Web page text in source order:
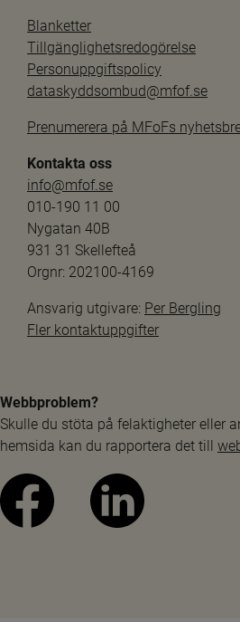
Blanketter
Tillgänglighetsredogörelse
Personuppgiftspolicy
dataskyddsombud@mfof.se
Prenumerera på MFoFs
Kontakta oss
info@mfof.se
010-190 11 00
Nygatan 40B
931 31 Skellefteå
Orgnr: 202100-4169
Ansvarig utgivare: Per Bergling
Fler kontaktuppgifter
Webbproblem?
Skulle du stöta på felaktigheter eller
hemsida kan du rapportera det till